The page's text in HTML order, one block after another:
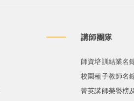
講師團隊
師資培訓結業名
校園種子教師名
菁英講師榮譽榜